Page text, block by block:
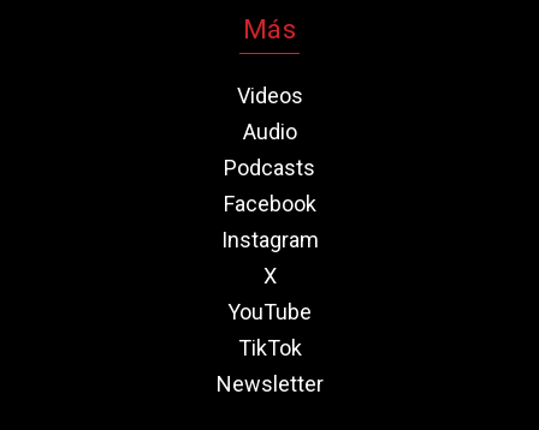
Más
Videos
Audio
Podcasts
Facebook
Instagram
X
YouTube
TikTok
Newsletter